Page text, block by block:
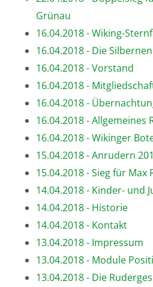
Grünau
16.04.2018 - Wiking-
16.04.2018 - Die
16.04.2018 - Vorstand
16.04.2018 -
16.04.2018 -
16.04.2018 - Allgemeines
16.04.2018 - Wikinger
15.04.2018 - Anrudern
15.04.2018 - Sieg für Max
14.04.2018 - Kinder- und
14.04.2018 - Historie
14.04.2018 - Kontakt
13.04.2018 - Impressum
13.04.2018 - Module
13.04.2018 - Die